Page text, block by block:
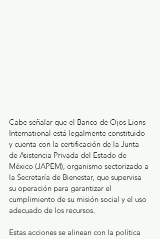
Cabe señalar que el Banco de Ojos Lions
International está legalmente constituido
y cuenta con la certificación de la Junta
de Asistencia Privada del Estado de
México (JAPEM), organismo sectorizado a
la Secretaría de Bienestar, que supervisa
su operación para garantizar el
cumplimiento de su misión social y el uso
adecuado de los recursos.
Estas acciones se alinean con la política